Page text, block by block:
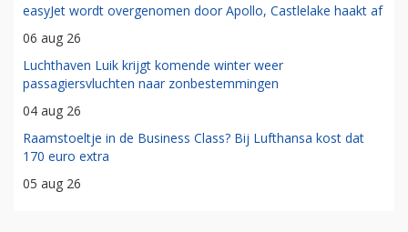
easyJet wordt overgenomen door Apollo, Castlelake haakt af
06 aug 26
Luchthaven Luik krijgt komende winter weer
passagiersvluchten naar zonbestemmingen
04 aug 26
Raamstoeltje in de Business Class? Bij Lufthansa kost dat
170 euro extra
05 aug 26